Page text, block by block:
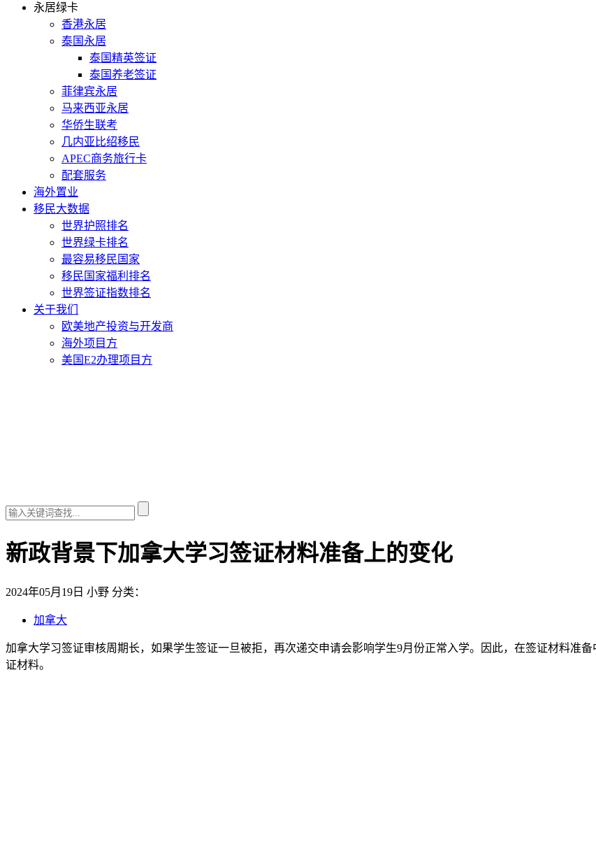
永居绿卡
香港永居
泰国永居
泰国精英签证
泰国养老签证
菲律宾永居
马来西亚永居
华侨生联考
几内亚比绍移民
APEC商务旅行卡
配套服务
海外置业
移民大数据
世界护照排名
世界绿卡排名
最容易移民国家
移民国家福利排名
世界签证指数排名
关于我们
欧美地产投资与开发商
海外项目方
美国E2办理项目方
新政背景下加拿大学习签证材料准备上的变化
2024年05月19日 小野 分类：
加拿大
加拿大学习签证审核周期长，如果学生签证一旦被拒，再次递交申请会影响学生9月份正常入学。因此，在签证材料准
证材料。